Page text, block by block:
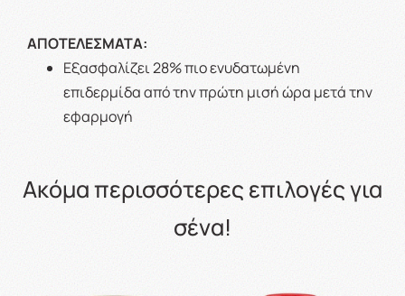
ΑΠΟΤΕΛΕΣΜΑΤΑ:
Εξασφαλίζει 28% πιο ενυδατωμένη
επιδερμίδα από την πρώτη μισή ώρα μετά την
εφαρμογή
Ακόμα περισσότερες επιλογές για
σένα!